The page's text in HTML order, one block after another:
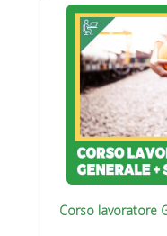
Corso lavoratore